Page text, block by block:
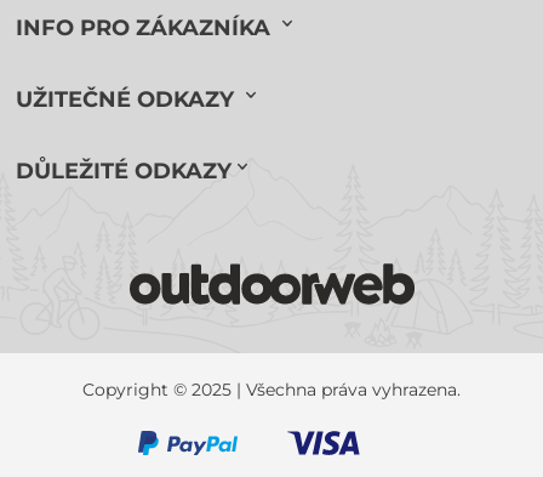
INFO PRO ZÁKAZNÍKA
UŽITEČNÉ ODKAZY
DŮLEŽITÉ ODKAZY
Copyright © 2025 | Všechna práva vyhrazena.